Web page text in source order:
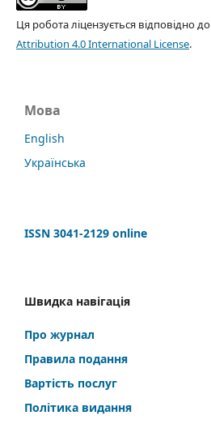
Ця робота ліцензується відповідно до
Attribution 4.0 International License.
Мова
English
Українська
ISSN 3041-2129 online
Швидка навігація
Про журнал
Правила подання
Вартість послуг
Політика видання